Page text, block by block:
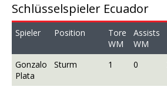
Schlüsselspieler Ecuador
Spieler Position
Tore
WM
Assists
WM
Gonzalo
Plata
Sturm 1 0